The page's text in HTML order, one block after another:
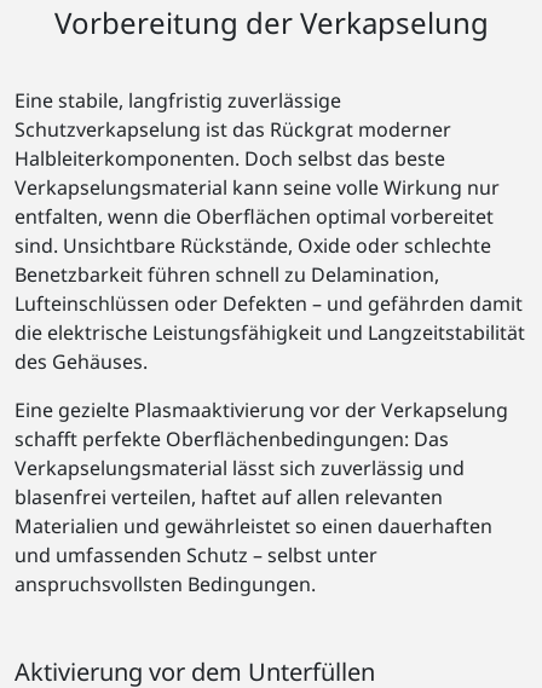
Vorbereitung der Verkapselung
Eine stabile, langfristig zuverlässige
Schutzverkapselung ist das Rückgrat moderner
Halbleiterkomponenten. Doch selbst das beste
Verkapselungsmaterial kann seine volle Wirkung nur
entfalten, wenn die Oberflächen optimal vorbereitet
sind. Unsichtbare Rückstände, Oxide oder schlechte
Benetzbarkeit führen schnell zu Delamination,
Lufteinschlüssen oder Defekten – und gefährden damit
die elektrische Leistungsfähigkeit und Langzeitstabilität
des Gehäuses.
Eine gezielte Plasmaaktivierung vor der Verkapselung
schafft perfekte Oberflächenbedingungen: Das
Verkapselungsmaterial lässt sich zuverlässig und
blasenfrei verteilen, haftet auf allen relevanten
Materialien und gewährleistet so einen dauerhaften
und umfassenden Schutz – selbst unter
anspruchsvollsten Bedingungen.
Aktivierung vor dem Unterfüllen